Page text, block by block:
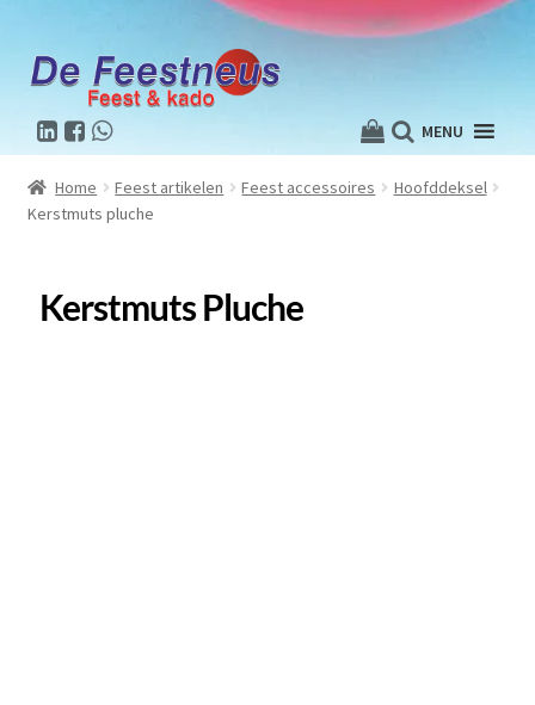
MENU
Home Feest artikelen Feest accessoires
Hoofddeksel
Kerstmuts pluche
Kerstmuts Pluche